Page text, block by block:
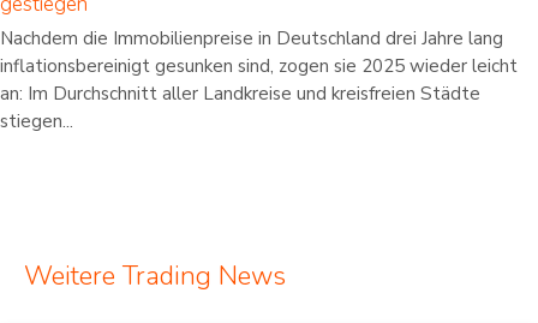
Nachdem die Immobilienpreise in Deutschland drei Jahre lang
inflationsbereinigt gesunken sind, zogen sie 2025 wieder leicht
an: Im Durchschnitt aller Landkreise und kreisfreien Städte
stiegen...
Weitere Trading News